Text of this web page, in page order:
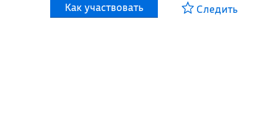
Как участвовать Следить